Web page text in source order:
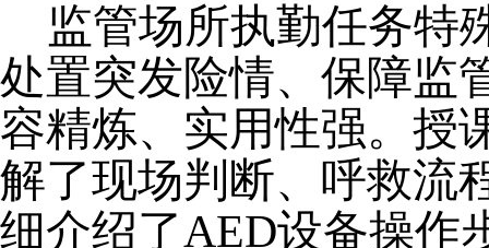
监管场所执勤任务特
处置突发险情、保障监
容精炼、实用性强。授
解了现场判断、呼救流
细介绍了AED设备操作